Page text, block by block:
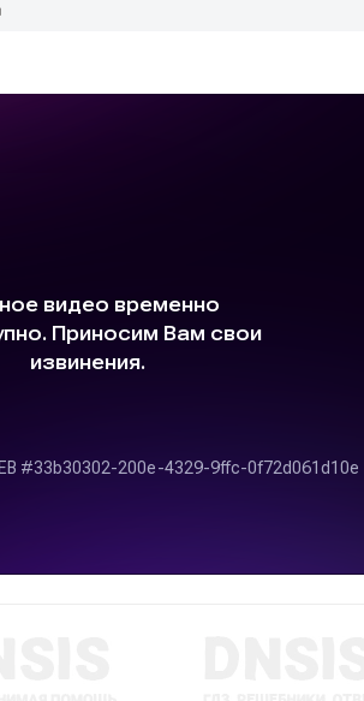
на 165 г больше. Найди массу второй
кг капусты и 768 кг картофеля, во все